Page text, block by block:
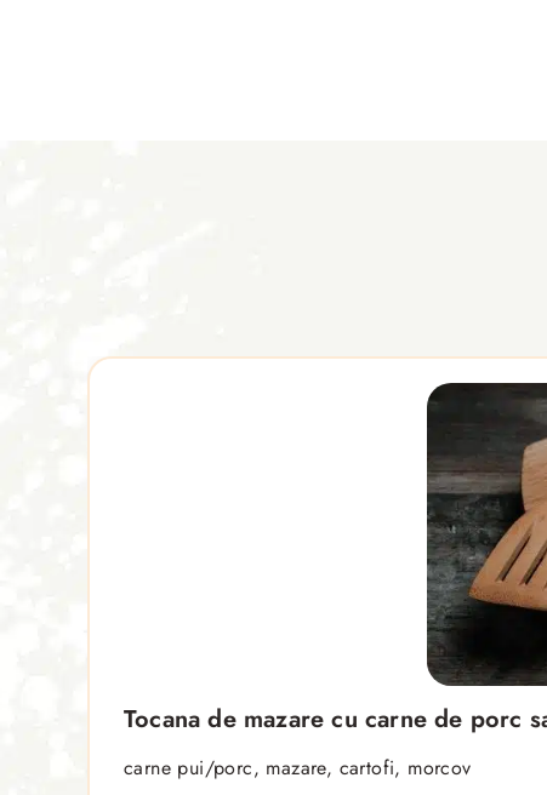
Tocana de mazare cu carne de porc
carne pui/porc, mazare, cartofi, morcov